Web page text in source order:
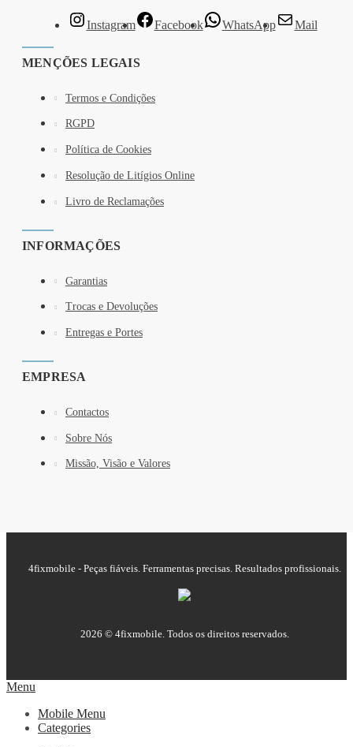
Instagram Facebook WhatsApp Mail
MENÇÕES LEGAIS
Termos e Condições
RGPD
Política de Cookies
Resolução de Litígios Online
Livro de Reclamações
INFORMAÇÕES
Garantias
Trocas e Devoluções
Entregas e Portes
EMPRESA
Contactos
Sobre Nós
Missão, Visão e Valores
4fixmobile - Peças fiáveis. Ferramentas precisas. Resultados profissionais.
2026 © 4fixmobile. Todos os direitos reservados.
Menu
Mobile Menu
Categories